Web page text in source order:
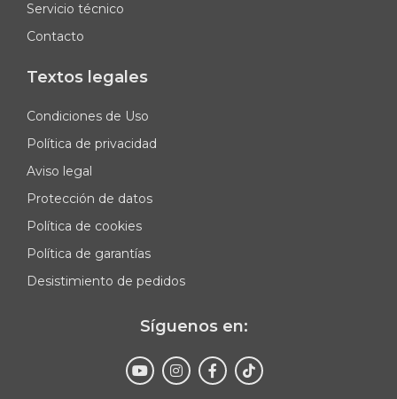
Servicio técnico
Contacto
Textos legales
Condiciones de Uso
Política de privacidad
Aviso legal
Protección de datos
Política de cookies
Política de garantías
Desistimiento de pedidos
Síguenos en: